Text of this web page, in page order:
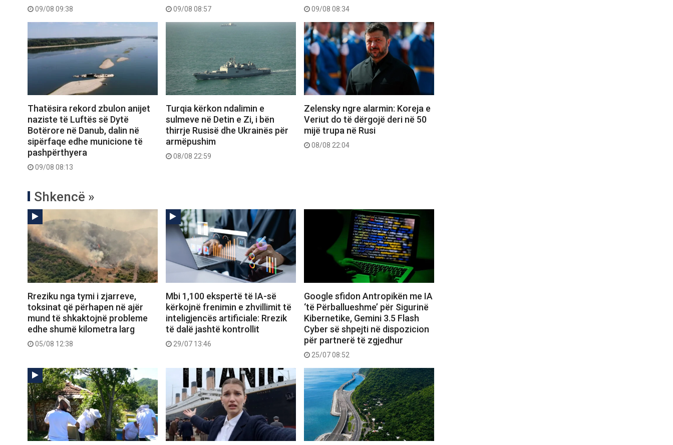
09/08 09:38 09/08 08:57 09/08 08:34
Thatësira rekord zbulon anijet
naziste të Luftës së Dytë
Botërore në Danub, dalin në
sipërfaqe edhe municione të
pashpërthyera
09/08 08:13
Turqia kërkon ndalimin e
sulmeve në Detin e Zi, i bën
thirrje Rusisë dhe Ukrainës për
armëpushim
08/08 22:59
Zelensky ngre alarmin: Koreja e
Veriut do të dërgojë deri në 50
mijë trupa në Rusi
08/08 22:04
Shkencë »
Rreziku nga tymi i zjarreve,
toksinat që përhapen në ajër
mund të shkaktojnë probleme
edhe shumë kilometra larg
05/08 12:38
Mbi 1,100 ekspertë të IA-së
kërkojnë frenimin e zhvillimit të
inteligjencës artificiale: Rrezik
të dalë jashtë kontrollit
29/07 13:46
Google sfidon Antropikën me IA
‘të Përballueshme’ për Sigurinë
Kibernetike, Gemini 3.5 Flash
Cyber ​​​​së shpejti në dispozicion
për partnerë të zgjedhur
25/07 08:52